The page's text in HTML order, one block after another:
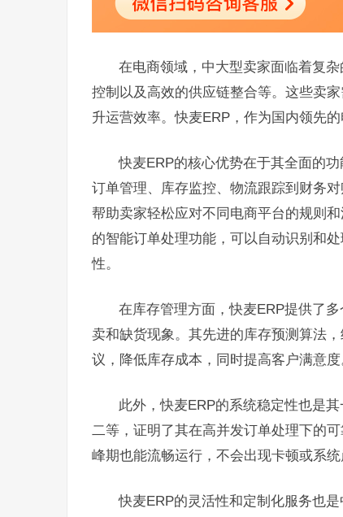
在电商领域，中大型卖家面临着复
控制以及高效的供应链整合等。这些卖
升运营效率。快麦ERP，作为国内领先
快麦ERP的核心优势在于其全面的
订单管理、库存监控、物流跟踪到财务
帮助卖家轻松应对不同电商平台的规则
的智能订单处理功能，可以自动识别和
性。
在库存管理方面，快麦ERP提供了
卖和缺货现象。其先进的库存预测算法
议，降低库存成本，同时提高客户满意度
此外，快麦ERP的系统稳定性也是
二等，证明了其在高并发订单处理下的
峰期也能流畅运行，不会出现卡顿或系统
快麦ERP的灵活性和定制化服务也